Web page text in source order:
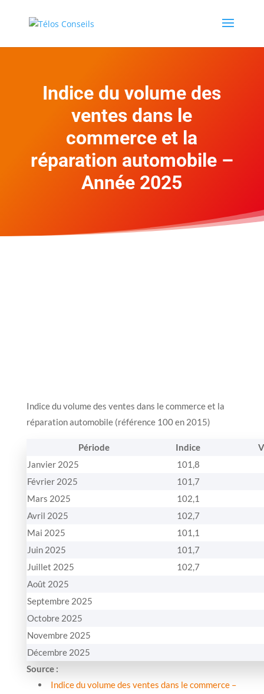
Indice du volume des
ventes dans le
commerce et la
réparation automobile –
Année 2025
Indice du volume des ventes dans le commerce et la
réparation automobile (référence 100 en 2015)
Période Indice
Janvier 2025
101,8
Février 2025
101,7
Mars 2025
102,1
Avril 2025
102,7
Mai 2025
101,1
Juin 2025
101,7
Juillet 2025
102,7
Août 2025
Septembre 2025
Octobre 2025
Novembre 2025
Décembre 2025
Source :
Indice du volume des ventes dans le commerce –